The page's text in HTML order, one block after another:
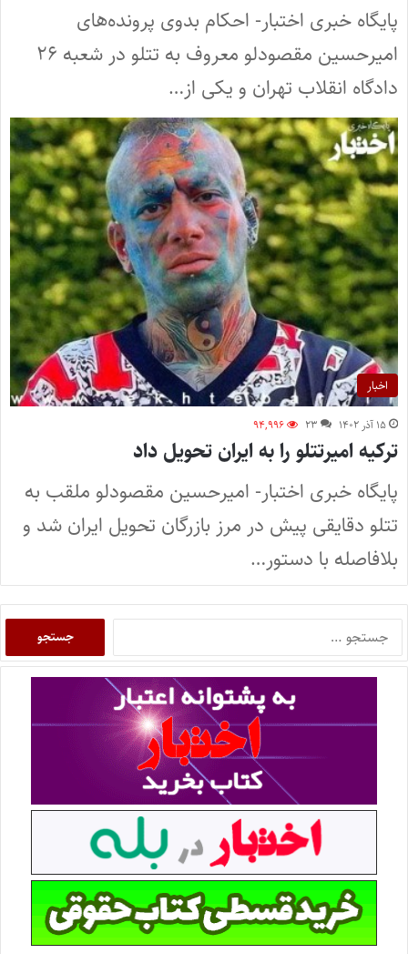
پایگاه خبری اختبار- احکام بدوی پرونده‌های
امیرحسین مقصودلو معروف به تتلو در شعبه ۲۶
دادگاه انقلاب تهران و یکی از…
اخبار
۱۵ آذر ۱۴۰۲ ۲۳ ۹۴,۹۹۶
ترکیه امیرتتلو را به ایران تحویل داد
پایگاه خبری اختبار- امیرحسین مقصودلو ملقب به
تتلو دقایقی پیش در مرز بازرگان تحویل ایران شد و
بلافاصله با دستور…